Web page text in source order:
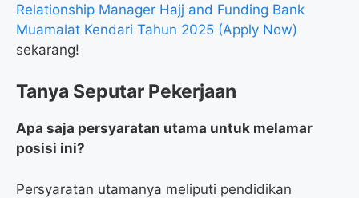
Relationship Manager Hajj and Funding Bank
Muamalat Kendari Tahun 2025 (Apply Now)
sekarang!
Tanya Seputar Pekerjaan
Apa saja persyaratan utama untuk melamar
posisi ini?
Persyaratan utamanya meliputi pendidikan